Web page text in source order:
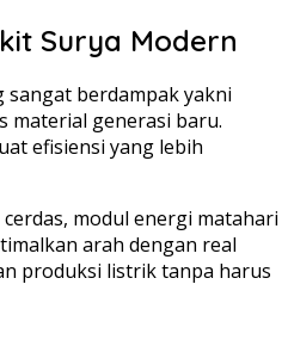
Surya Modern
sangat berdampak yakni
material generasi baru.
efisiensi yang lebih
modul energi matahari
arah dengan real
produksi listrik tanpa harus